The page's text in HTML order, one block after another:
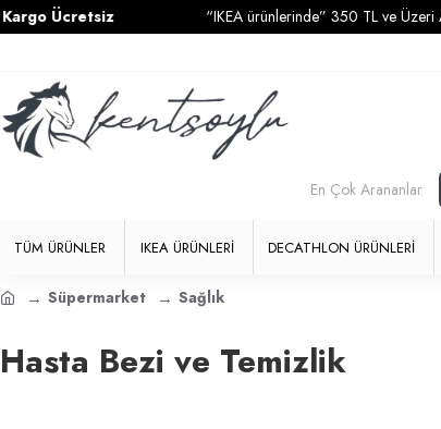
Ücretsiz “IKEA ürünlerinde” 350 TL ve Üzeri
En Çok Arananlar
TÜM ÜRÜNLER IKEA ÜRÜNLERI DECATHLON ÜRÜNLERI
Süpermarket Sağlık
Hasta Bezi ve Temizlik